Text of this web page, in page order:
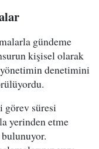
gündeme
kişisel olarak
denetimini
görev süresi
yerinden etme